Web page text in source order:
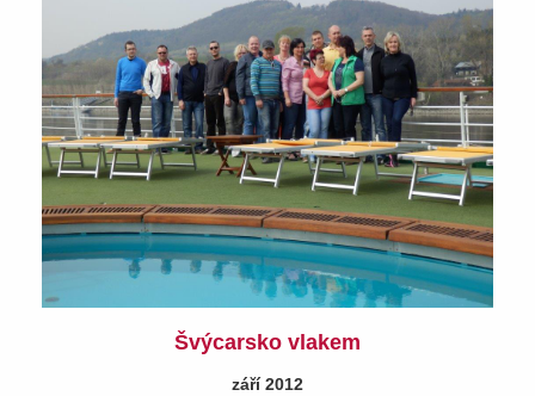
Švýcarsko vlakem
září 2012